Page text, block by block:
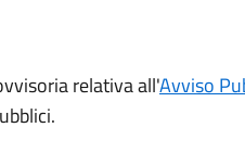
relativa all'Avviso